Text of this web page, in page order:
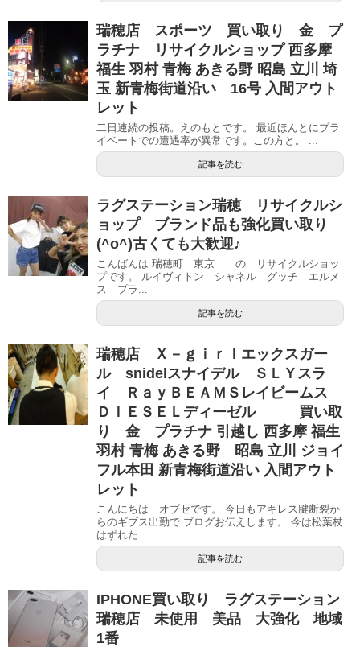
瑞穂店 スポーツ 買い取り 金 プ
ラチナ リサイクルショップ 西多摩
福生 羽村 青梅 あきる野 昭島 立川 埼
玉 新青梅街道沿い 16号 入間アウト
レット
二日連続の投稿。えのもとです。 最近ほんとにプラ
イベートでの遭遇率が異常です。この方と。 ...
記事を読む
ラグステーション瑞穂 リサイクルシ
ョップ ブランド品も強化買い取り
(^o^)古くても大歓迎♪
こんばんは 瑞穂町 東京 の リサイクルショッ
プです。 ルイヴィトン シャネル グッチ エルメ
ス プラ...
記事を読む
瑞穂店 Ｘ－ｇｉｒｌエックスガー
ル snidelスナイデル ＳＬＹスラ
イ ＲａｙＢＥＡＭＳレイビームス
ＤＩＥＳＥＬディーゼル 買い取
り 金 プラチナ 引越し 西多摩 福生
羽村 青梅 あきる野 昭島 立川 ジョイ
フル本田 新青梅街道沿い 入間アウト
レット
こんにちは オブセです。 今日もアキレス腱断裂か
らのギブス出勤で ブログお伝えします。 今は松葉杖
はずれた...
記事を読む
IPHONE買い取り ラグステーション
瑞穂店 未使用 美品 大強化 地域
1番